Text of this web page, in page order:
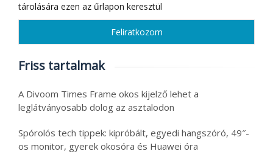
tárolására ezen az űrlapon keresztül
Friss tartalmak
A Divoom Times Frame okos kijelző lehet a
leglátványosabb dolog az asztalodon
Spórolós tech tippek: kipróbált, egyedi hangszóró, 49″-
os monitor, gyerek okosóra és Huawei óra